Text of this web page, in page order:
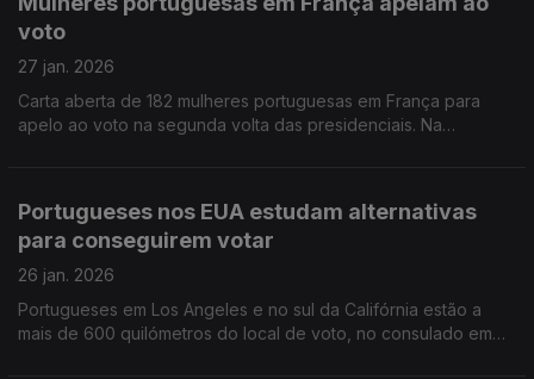
voto
27 jan. 2026
Carta aberta de 182 mulheres portuguesas em França para
apelo ao voto na segunda volta das presidenciais. Na
Portugueses nos EUA estudam alternativas
para conseguirem votar
26 jan. 2026
Portugueses em Los Angeles e no sul da Califórnia estão a
mais de 600 quilómetros do local de voto, no consulado em